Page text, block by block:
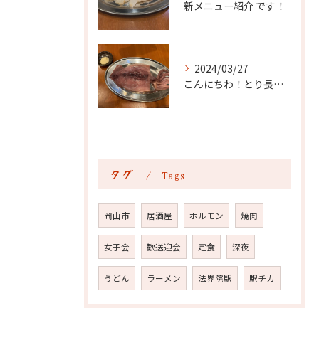
新メニュー紹介 です！
2024/03/27
こんにちわ！とり長食堂です ！
タグ Tags
岡山市 居酒屋 ホルモン 焼肉
女子会 歓送迎会 定食 深夜
うどん ラーメン 法界院駅 駅チカ